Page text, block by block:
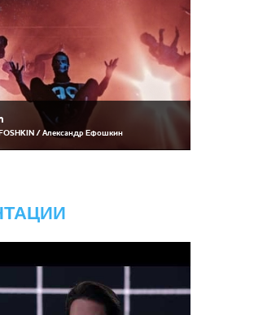
/ Александр Ефошкин